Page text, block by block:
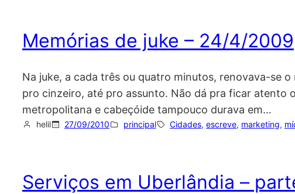
Memórias de juke – 24/4/2009
Na juke, a cada três ou quatro minutos, renovava-se
pro cinzeiro, até pro assunto. Não dá pra ficar atento
metropolitana e cabeçóide tampouco durava em…
helil 27/09/2010 principal Cidades, escreve, marketing,
Serviços em Uberlândia –